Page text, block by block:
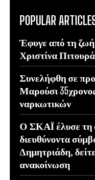
POPULAR
Έφυγε από τη
Χριστίνα
Συνελήφθη σε
Μαρούσι
ναρκωτικών
Ο ΣΚΑΪ έλυσε τη
διευθύνοντα
Δημητριάδη,
ανακοίνωση